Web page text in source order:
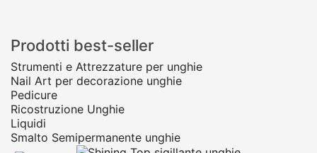
Prodotti best-seller
Strumenti e Attrezzature per unghie
Nail Art per decorazione unghie
Pedicure
Ricostruzione Unghie
Liquidi
Smalto Semipermanente unghie